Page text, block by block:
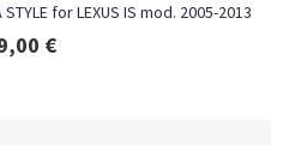
STYLE for LEXUS IS mod. 2005-2013
€